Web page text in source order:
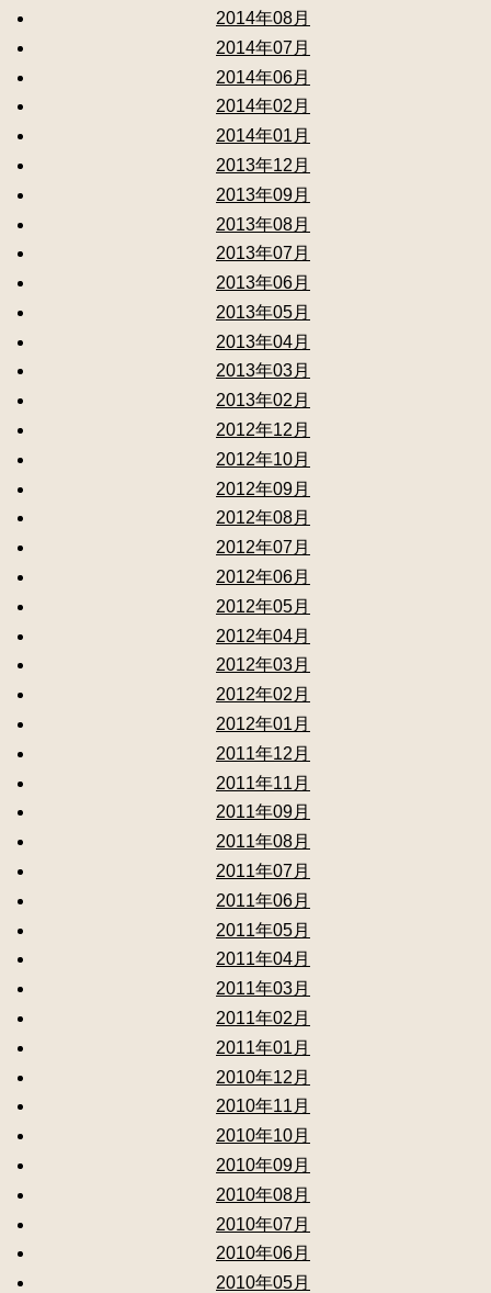
2014年08月
2014年07月
2014年06月
2014年02月
2014年01月
2013年12月
2013年09月
2013年08月
2013年07月
2013年06月
2013年05月
2013年04月
2013年03月
2013年02月
2012年12月
2012年10月
2012年09月
2012年08月
2012年07月
2012年06月
2012年05月
2012年04月
2012年03月
2012年02月
2012年01月
2011年12月
2011年11月
2011年09月
2011年08月
2011年07月
2011年06月
2011年05月
2011年04月
2011年03月
2011年02月
2011年01月
2010年12月
2010年11月
2010年10月
2010年09月
2010年08月
2010年07月
2010年06月
2010年05月